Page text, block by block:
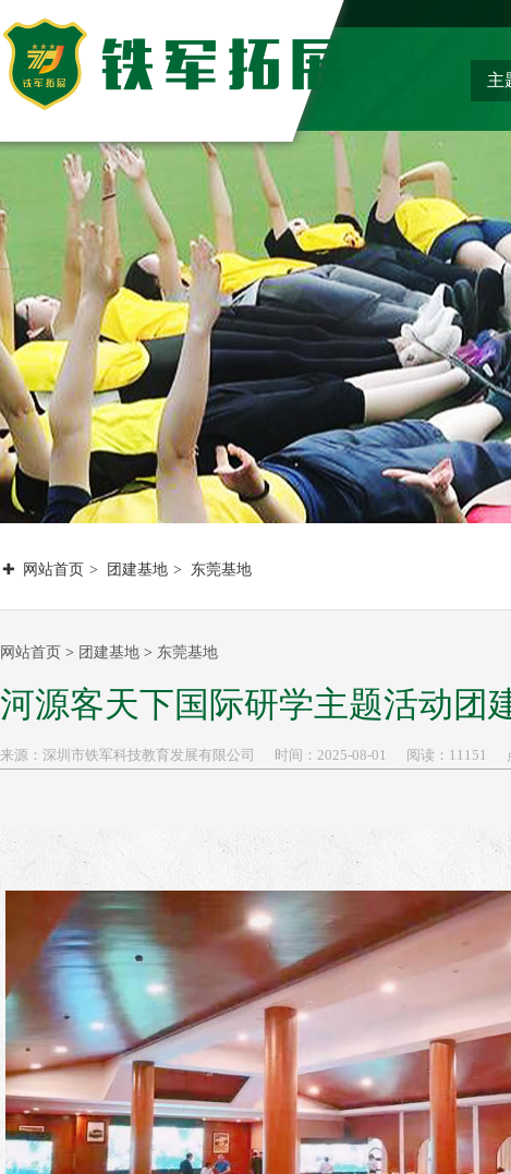
主
数
文
组
网站首页 团建基地 东莞基地
网站首页 > 团建基地 > 东莞基地
河源客天下国际研学主题活动团
来源： 深圳市铁军科技教育发展有限公司 时间： 2025-08-01 阅读：11151